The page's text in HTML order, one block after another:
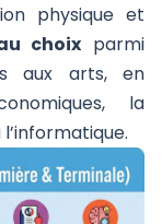
physique et
choix parmi
aux arts, en
la